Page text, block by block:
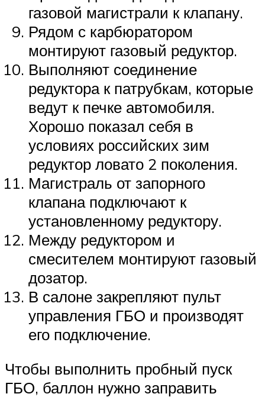
газовой магистрали к клапану.
Рядом с карбюратором
монтируют газовый редуктор.
Выполняют соединение
редуктора к патрубкам, которые
ведут к печке автомобиля.
Хорошо показал себя в
условиях российских зим
редуктор ловато 2 поколения.
Магистраль от запорного
клапана подключают к
установленному редуктору.
Между редуктором и
смесителем монтируют газовый
дозатор.
В салоне закрепляют пульт
управления ГБО и производят
его подключение.
Чтобы выполнить пробный пуск
ГБО, баллон нужно заправить